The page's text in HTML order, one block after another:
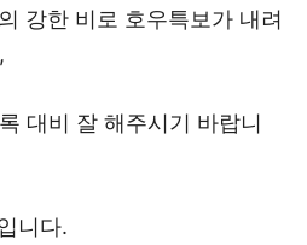
강한 비로 호우특보가 내려
대비 잘 해주시기 바랍니
니다.